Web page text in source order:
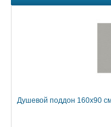
Душевой поддон 160х90